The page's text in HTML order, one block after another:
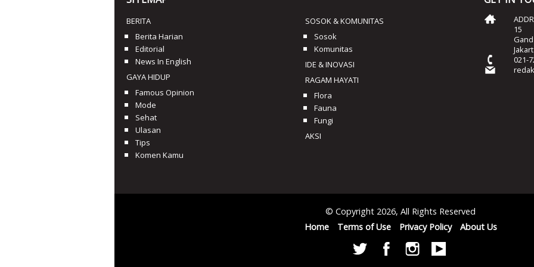
BERITA
Berita Harian
Editorial
News In English
GAYA HIDUP
Famous Opinion
Mode
Sehat
Ulasan
Tips
Komen Kamu
SOSOK & KOMUNITAS
Sosok
Komunitas
IDE & INOVASI
RAGAM HAYATI
Flora
Fauna
Fungi
AKSI
15
021-
© Copyright 2026, All Rights Reserved
Home
Terms of Use Privacy Policy About Us